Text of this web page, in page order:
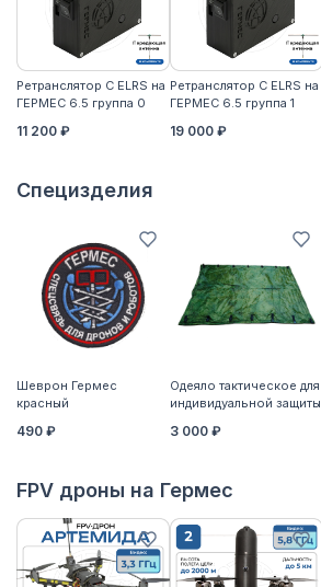
Ретранслятор С ELRS на
ГЕРМЕС 6.5 группа 0
11 200 ₽
Ретранслятор С ELRS на
ГЕРМЕС 6.5 группа 1
19 000 ₽
Специзделия
Шеврон Гермес
красный
490 ₽
Одеяло тактическое для
индивидуальной защиты
3 000 ₽
FPV дроны на Гермес